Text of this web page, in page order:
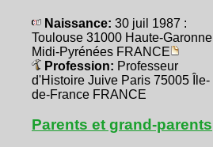
Naissance: 30 juil 1987 :
Toulouse 31000 Haute-Garonne
Midi-Pyrénées FRANCE
Profession: Professeur
d'Histoire Juive Paris 75005 Île-
de-France FRANCE
Parents et grand-parents